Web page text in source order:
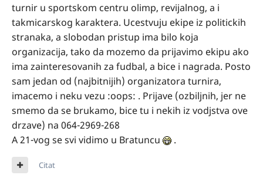
turnir u sportskom centru olimp, revijalnog, a i
takmicarskog karaktera. Ucestvuju ekipe iz politickih
stranaka, a slobodan pristup ima bilo koja
organizacija, tako da mozemo da prijavimo ekipu ako
ima zainteresovanih za fudbal, a bice i nagrada. Posto
sam jedan od (najbitnijih) organizatora turnira,
imacemo i neku vezu :oops: . Prijave (ozbiljnih, jer ne
smemo da se brukamo, bice tu i nekih iz vodjstva ove
drzave) na 064-2969-268
A 21-vog se svi vidimo u Bratuncu
.
Citat